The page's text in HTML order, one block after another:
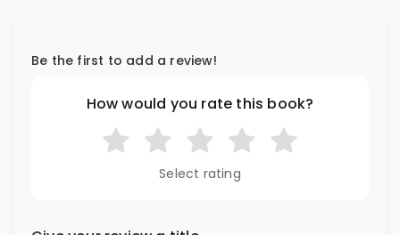
Be the first to add a review!
How would you rate this book?
Select rating